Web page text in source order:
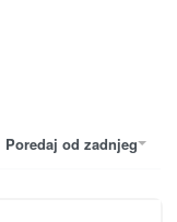
Poredaj od zadnjeg